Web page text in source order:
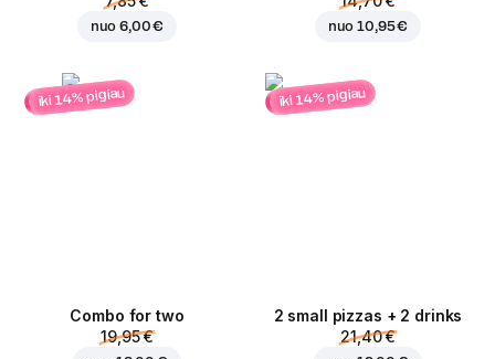
nuo6,00 € nuo10,95 €
iki 14% pigiau
Combo for two
19,95 €
iki 14% pigiau
2 small pizzas + 2 drinks
21,40 €